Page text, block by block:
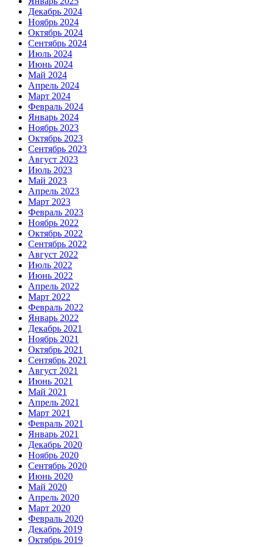
Декабрь 2024
Ноябрь 2024
Октябрь 2024
Сентябрь 2024
Июль 2024
Июнь 2024
Май 2024
Апрель 2024
Март 2024
Февраль 2024
Январь 2024
Ноябрь 2023
Октябрь 2023
Сентябрь 2023
Август 2023
Июль 2023
Май 2023
Апрель 2023
Март 2023
Февраль 2023
Ноябрь 2022
Октябрь 2022
Сентябрь 2022
Август 2022
Июль 2022
Июнь 2022
Апрель 2022
Март 2022
Февраль 2022
Январь 2022
Декабрь 2021
Ноябрь 2021
Октябрь 2021
Сентябрь 2021
Август 2021
Июнь 2021
Май 2021
Апрель 2021
Март 2021
Февраль 2021
Январь 2021
Декабрь 2020
Ноябрь 2020
Сентябрь 2020
Июнь 2020
Май 2020
Апрель 2020
Март 2020
Февраль 2020
Декабрь 2019
Октябрь 2019